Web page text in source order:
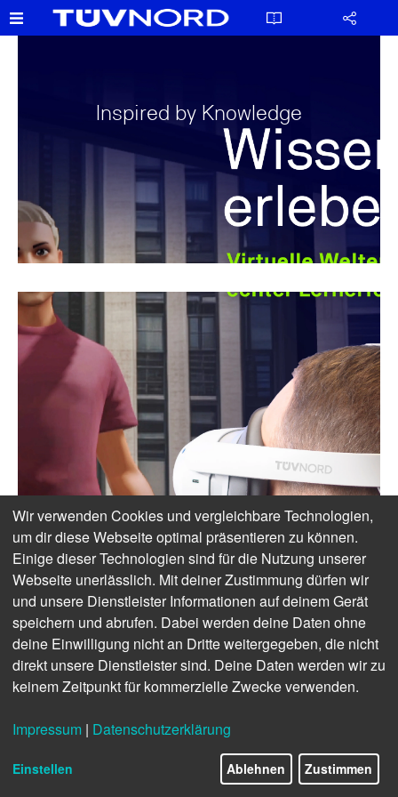
Inspired by Knowledge
Wir verwenden Cookies und vergleichbare Technologien,
um dir diese Webseite optimal präsentieren zu können.
Einige dieser Technologien sind für die Nutzung unserer
Webseite unerlässlich. Mit deiner Zustimmung dürfen wir
und unsere Dienstleister Informationen auf deinem Gerät
speichern und abrufen. Dabei werden deine Daten ohne
deine Einwilligung nicht an Dritte weitergegeben, die nicht
direkt unsere Dienstleister sind. Deine Daten werden wir zu
keinem Zeitpunkt für kommerzielle Zwecke verwenden.
Impressum | Datenschutzerklärung
Einstellen Ablehnen Zustimmen